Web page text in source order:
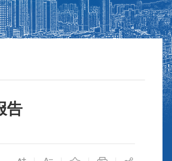
告